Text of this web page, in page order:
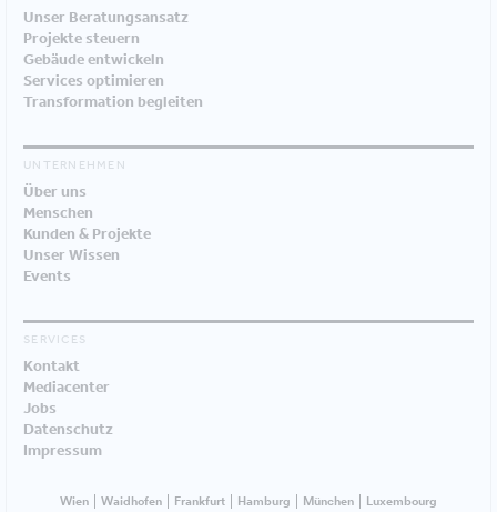
Unser Beratungsansatz
Projekte steuern
Gebäude entwickeln
Services optimieren
Transformation begleiten
UNTERNEHMEN
Über uns
Menschen
Kunden & Projekte
Unser Wissen
Events
SERVICES
Kontakt
Mediacenter
Jobs
Datenschutz
Impressum
Wien Waidhofen Frankfurt Hamburg München Luxembourg